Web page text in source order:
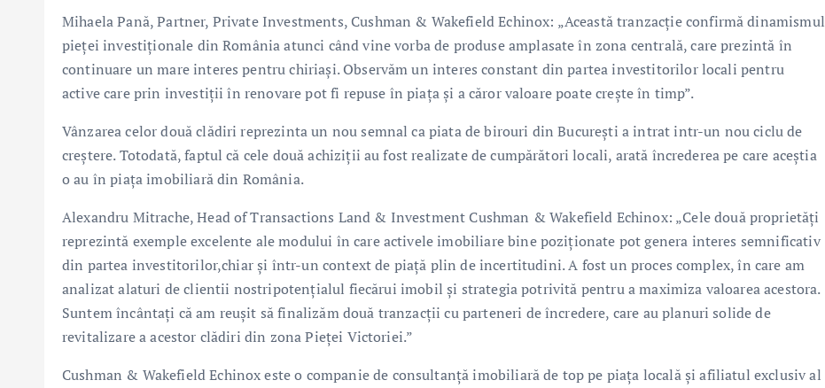
Mihaela Pană, Partner, Private Investments, Cushman & Wakefield Echinox: „Această tranzacție confirmă dinamismul
pieței investiționale din România atunci când vine vorba de produse amplasate în zona centrală, care prezintă în
continuare un mare interes pentru chiriași. Observăm un interes constant din partea investitorilor locali pentru
active care prin investiții în renovare pot fi repuse în piața și a căror valoare poate crește în timp”.
Vânzarea celor două clădiri reprezinta un nou semnal ca piata de birouri din București a intrat intr-un nou ciclu de
creștere. Totodată, faptul că cele două achiziții au fost realizate de cumpărători locali, arată încrederea pe care aceștia
o au în piața imobiliară din România.
Alexandru Mitrache, Head of Transactions Land & Investment Cushman & Wakefield Echinox: „Cele două proprietăți
reprezintă exemple excelente ale modului în care activele imobiliare bine poziționate pot genera interes semnificativ
din partea investitorilor,chiar și într-un context de piață plin de incertitudini. A fost un proces complex, în care am
analizat alaturi de clientii nostripotențialul fiecărui imobil și strategia potrivită pentru a maximiza valoarea acestora.
Suntem încântați că am reușit să finalizăm două tranzacții cu parteneri de încredere, care au planuri solide de
revitalizare a acestor clădiri din zona Pieței Victoriei.”
Cushman & Wakefield Echinox este o companie de consultanţă imobiliară de top pe piaţa locală şi afiliatul exclusiv al